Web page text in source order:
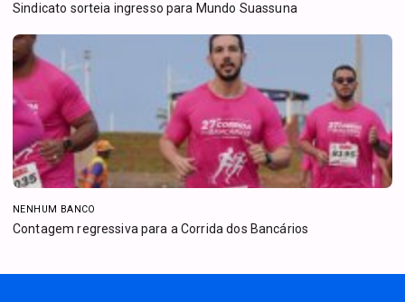
Sindicato sorteia ingresso para Mundo Suassuna
NENHUM BANCO
Contagem regressiva para a Corrida dos Bancários